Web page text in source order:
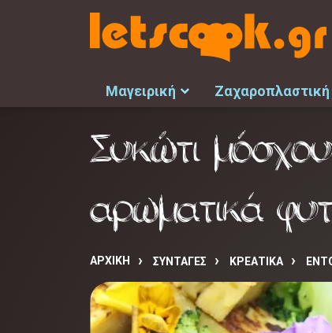
Μαγειρική Ζαχαροπλαστική
Συκώτι
αρωματικά
ΑΡΧΙΚΉ ΣΥΝΤΑΓΈΣ ΚΡΕΑΤΙΚΑ